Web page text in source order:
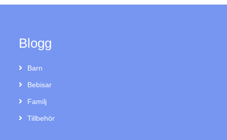
Blogg
Barn
Bebisar
Familj
Tillbehör